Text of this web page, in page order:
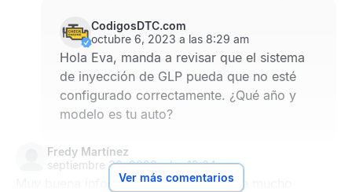
CodigosDTC.com
octubre 6, 2023 a las 8:29 am
Hola Eva, manda a revisar que el sistema
de inyección de GLP pueda que no esté
configurado correctamente. ¿Qué año y
modelo es tu auto?
Fredy Martínez
septiembre 30, 2023 a las 10:04 am
Muy buena información seles agrádese mucho
Ver más comentarios